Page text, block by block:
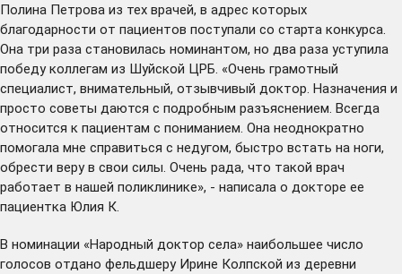
Полина Петрова из тех врачей, в адрес которых
благодарности от пациентов поступали со старта конкурса.
Она три раза становилась номинантом, но два раза уступила
победу коллегам из Шуйской ЦРБ. «Очень грамотный
специалист, внимательный, отзывчивый доктор. Назначения и
просто советы даются с подробным разъяснением. Всегда
относится к пациентам с пониманием. Она неоднократно
помогала мне справиться с недугом, быстро встать на ноги,
обрести веру в свои силы. Очень рада, что такой врач
работает в нашей поликлинике», - написала о докторе ее
пациентка Юлия К.
В номинации «Народный доктор села» наибольшее число
голосов отдано фельдшеру Ирине Колпской из деревни